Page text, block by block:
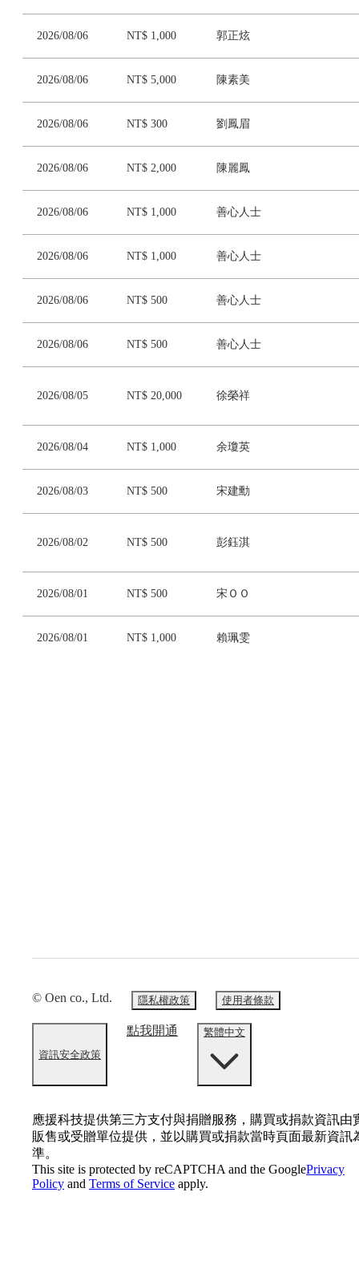
2026/08/06 NT$ 1,000 郭正炫
2026/08/06 NT$ 5,000 陳素美
2026/08/06 NT$ 300 劉鳳眉
2026/08/06 NT$ 2,000 陳麗鳳
2026/08/06 NT$ 1,000 善心人士
2026/08/06 NT$ 1,000 善心人士
2026/08/06 NT$ 500 善心人士
2026/08/06 NT$ 500 善心人士
2026/08/05 NT$ 20,000 徐榮祥
2026/08/04 NT$ 1,000 余瓊英
2026/08/03 NT$ 500 宋建勳
2026/08/02 NT$ 500 彭鈺淇
2026/08/01 NT$ 500 宋ＯＯ
2026/08/01 NT$ 1,000 賴珮雯
© Oen co., Ltd. 隱私權政策 使用者條款
資訊安全政策
點我開通 繁體中文
應援科技提供第三方支付與捐贈服務，購買或捐款資訊由
販售或受贈單位提供，並以購買或捐款當時頁面最新資訊
準。
This site is protected by reCAPTCHA and the GooglePrivacy
Policy and Terms of Service apply.